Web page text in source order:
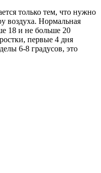
только тем, что нужно
воздуха. Нормальная
18 и не больше 20
первые 4 дня
6-8 градусов, это